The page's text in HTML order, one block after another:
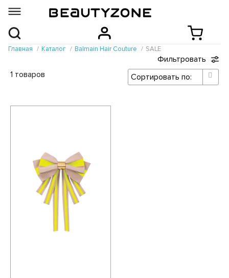
Главная Каталог Balmain Hair Couture SALE
Фильтровать
1 товаров